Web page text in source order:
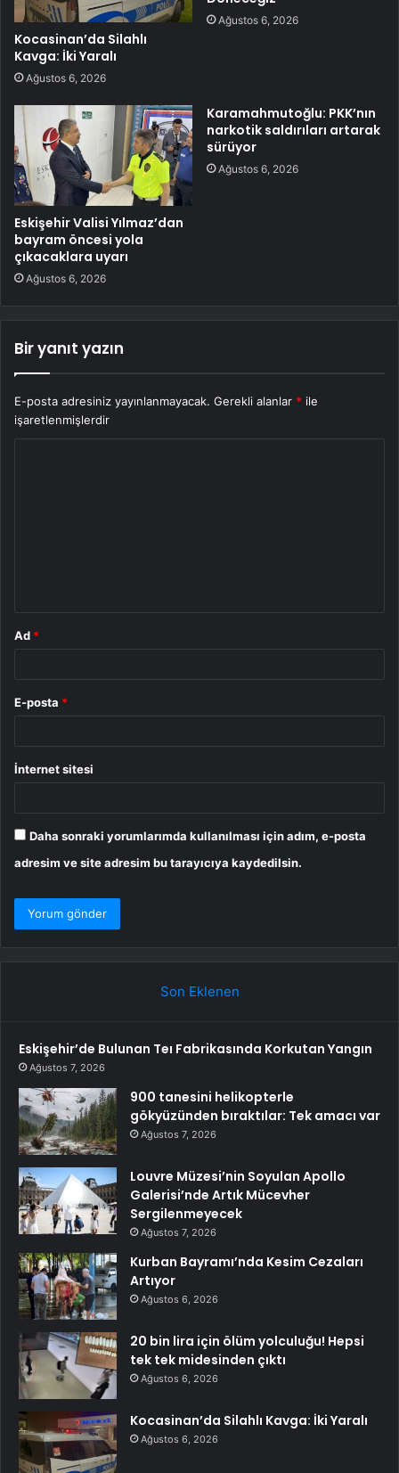
Kocasinan’da Silahlı
Kavga: İki Yaralı
Ağustos 6, 2026
Ağustos 6, 2026
Eskişehir Valisi Yılmaz’dan
bayram öncesi yola
çıkacaklara uyarı
Ağustos 6, 2026
Karamahmutoğlu: PKK’nın
narkotik saldırıları artarak
sürüyor
Ağustos 6, 2026
Bir yanıt yazın
E-posta adresiniz yayınlanmayacak. Gerekli alanlar * ile
işaretlenmişlerdir
Ad *
E-posta *
İnternet sitesi
Daha sonraki yorumlarımda kullanılması için adım, e-posta
adresim ve site adresim bu tarayıcıya kaydedilsin.
Son Eklenen
Eskişehir’de Bulunan Teı Fabrikasında Korkutan Yangın
Ağustos 7, 2026
900 tanesini helikopterle
gökyüzünden bıraktılar: Tek amacı var
Ağustos 7, 2026
Louvre Müzesi’nin Soyulan Apollo
Galerisi’nde Artık Mücevher
Sergilenmeyecek
Ağustos 7, 2026
Kurban Bayramı’nda Kesim Cezaları
Artıyor
Ağustos 6, 2026
20 bin lira için ölüm yolculuğu! Hepsi
tek tek midesinden çıktı
Ağustos 6, 2026
Kocasinan’da Silahlı Kavga: İki Yaralı
Ağustos 6, 2026